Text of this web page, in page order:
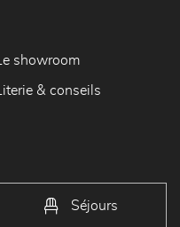
Le showroom
Literie & conseils
Séjours